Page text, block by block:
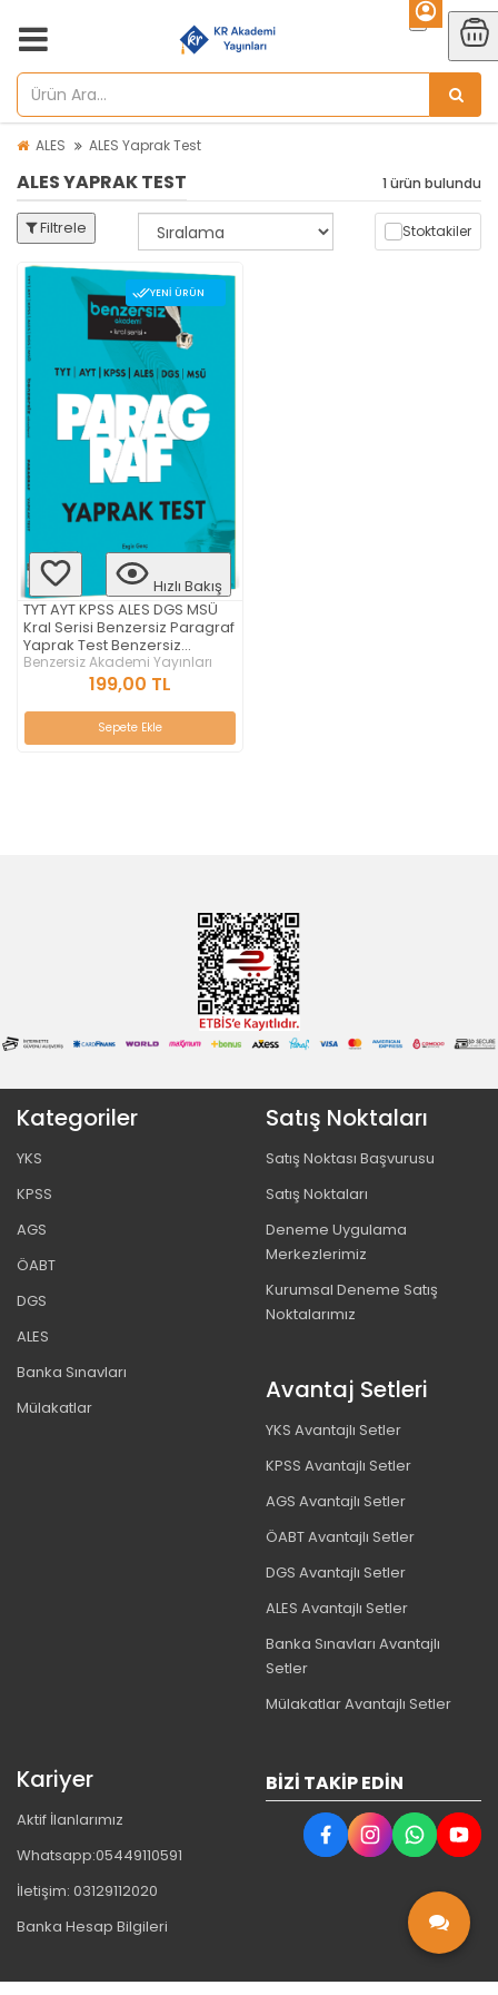
ALES ALES Yaprak Test
ALES YAPRAK TEST 1 ürün bulundu
Filtrele Stoktakiler
YENI ÜRÜN
Hızlı Bakış
TYT AYT KPSS ALES DGS MSÜ
Kral Serisi Benzersiz Paragraf
Yaprak Test Benzersiz
Akademi Yayınları
Benzersiz Akademi Yayınları
199,00 TL
Sepete Ekle
Kategoriler
YKS
KPSS
AGS
ÖABT
DGS
ALES
Banka Sınavları
Mülakatlar
Satış Noktaları
Satış Noktası Başvurusu
Satış Noktaları
Deneme Uygulama
Merkezlerimiz
Kurumsal Deneme Satış
Noktalarımız
Avantaj Setleri
YKS Avantajlı Setler
KPSS Avantajlı Setler
AGS Avantajlı Setler
ÖABT Avantajlı Setler
DGS Avantajlı Setler
ALES Avantajlı Setler
Banka Sınavları Avantajlı
Setler
Mülakatlar Avantajlı Setler
Kariyer
Aktif İlanlarımız
Whatsapp:05449110591
İletişim: 03129112020
Banka Hesap Bilgileri
BIZI TAKIP EDIN